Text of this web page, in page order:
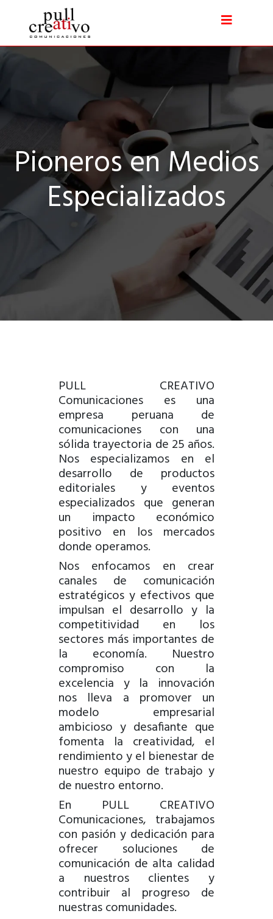
Pioneros en Medios
Especializados
PULL CREATIVO
Comunicaciones es una
empresa peruana de
comunicaciones con una
sólida trayectoria de 25 años.
Nos especializamos en el
desarrollo de productos
editoriales y eventos
especializados que generan
un impacto económico
positivo en los mercados
donde operamos.
Nos enfocamos en crear
canales de comunicación
estratégicos y efectivos que
impulsan el desarrollo y la
competitividad en los
sectores más importantes de
la economía. Nuestro
compromiso con la
excelencia y la innovación
nos lleva a promover un
modelo empresarial
ambicioso y desafiante que
fomenta la creatividad, el
rendimiento y el bienestar de
nuestro equipo de trabajo y
de nuestro entorno.
En PULL CREATIVO
Comunicaciones, trabajamos
con pasión y dedicación para
ofrecer soluciones de
comunicación de alta calidad
a nuestros clientes y
contribuir al progreso de
nuestras comunidades.